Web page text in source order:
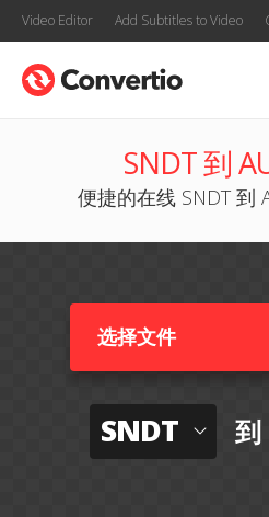
Video Editor Add Subtitles to Video
SNDT 到
便捷的在线 SNDT 到
选择文件
SNDT 到